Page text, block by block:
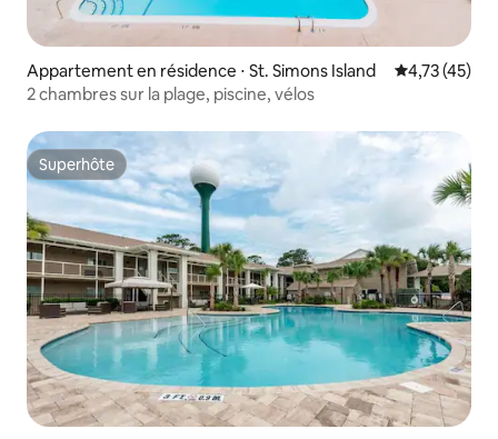
Appartement en résidence ⋅ St. Simons Island Évaluation
4,73 (45)
2 chambres sur la plage, piscine, vélos
Superhôte
Superhôte